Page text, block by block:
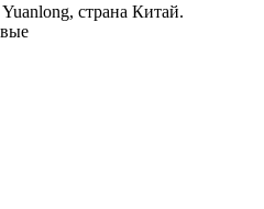
страна Китай.